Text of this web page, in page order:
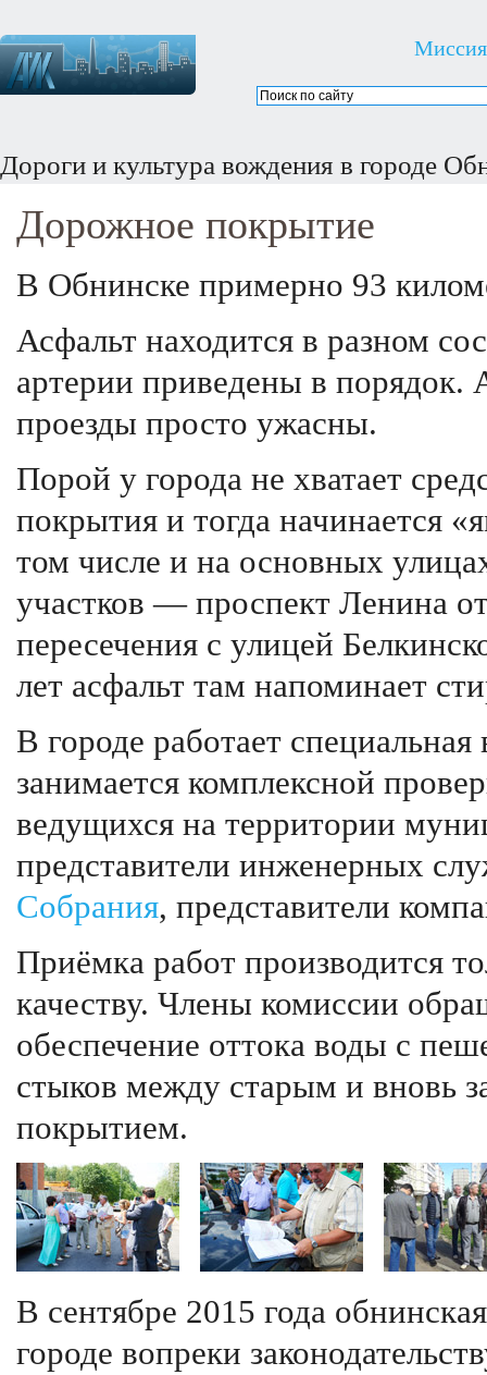
Миссия
Дороги и культура вождения в городе
Дорожное покрытие
В Обнинске примерно 93
Асфальт находится в разном
артерии приведены в порядок.
проезды просто ужасны.
Порой у города не хватает
покрытия и тогда начинается
том числе и на основных
участков — проспект Ленина
пересечения с улицей
лет асфальт там напоминает
В городе работает
занимается комплексной
ведущихся на территории
представители инженерных
Собрания, представители
Приёмка работ производится
качеству. Члены комиссии
обеспечение оттока воды с
стыков между старым и вновь
покрытием.
В сентябре 2015 года
городе вопреки